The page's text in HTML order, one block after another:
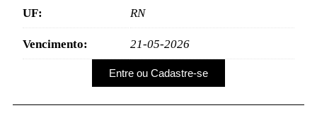
UF: RN
Vencimento: 21-05-2026
Entre ou Cadastre-se